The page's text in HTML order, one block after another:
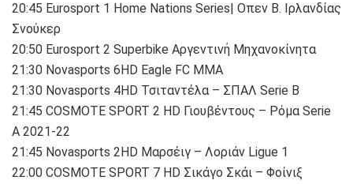
20:45 Eurosport 1 Home Nations Series| Οπεν Β. Ιρλανδίας
Σνούκερ
20:50 Eurosport 2 Superbike Αργεντινή Μηχανοκίνητα
21:30 Novasports 6HD Eagle FC MMA
21:30 Novasports 4HD Τσιταντέλα – ΣΠΑΛ Serie B
21:45 COSMOTE SPORT 2 HD Γιουβέντους – Ρόμα Serie
A 2021-22
21:45 Novasports 2HD Μαρσέιγ – Λοριάν Ligue 1
22:00 COSMOTE SPORT 7 HD Σικάγο Σκάι – Φοίνιξ